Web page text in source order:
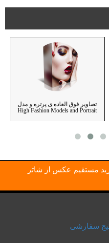
تصاویر فوق العاده ی پرتره و مدل
High Fashion Models and Portrait
مستقیم عکس از شاتر
سفارشی